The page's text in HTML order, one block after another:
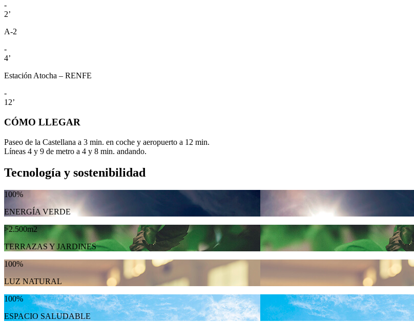
-
2’
A-2
-
4’
Estación Atocha – RENFE
-
12’
CÓMO LLEGAR
Paseo de la Castellana a 3 min. en coche y aeropuerto a 12 min.
Líneas 4 y 9 de metro a 4 y 8 min. andando.
Tecnología y sostenibilidad
100%
ENERGÍA VERDE
>2.500m2
TERRAZAS Y JARDINES
100%
LUZ NATURAL
100%
ESPACIO SALUDABLE